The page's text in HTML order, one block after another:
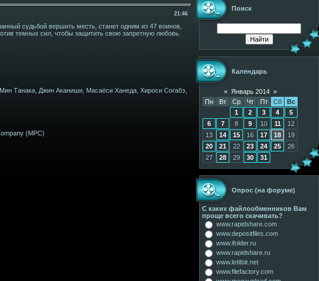
21:46
судьбой вершить месть, станет одним из 47 воинов,
темных сил, чтобы защитить свою запретную любовь.
Танака, Джин Аканиши, Масаёси Ханеда, Хироси Согабэ,
(MPC)
Поиск
Календарь
« Январь 2014 »
Пн
Вт Ср Чт Пт Сб
Вс
1
2 3 4
5
6
7 8 9 10 11
12
13
14 15 16 17 18
19
20
21 22 23 24 25
26
27
28 29 30 31
Опрос (на форуме)
С каких файлообменников Вам
проще всего скачивать?
www.rapidshare.com
www.depositfiles.com
www.ifolder.ru
www.rapidshare.ru
www.letitbit.net
www.filefactory.com